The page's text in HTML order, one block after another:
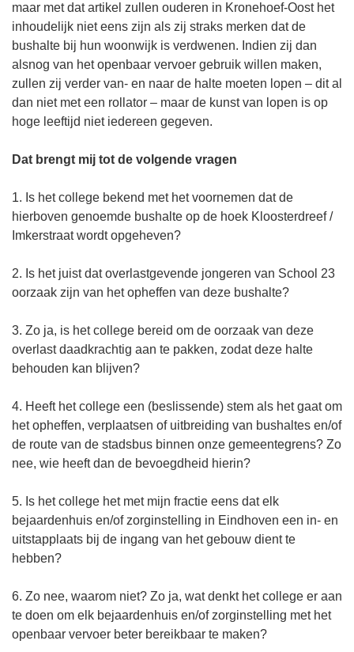
maar met dat artikel zullen ouderen in Kronehoef-Oost het
inhoudelijk niet eens zijn als zij straks merken dat de
bushalte bij hun woonwijk is verdwenen. Indien zij dan
alsnog van het openbaar vervoer gebruik willen maken,
zullen zij verder van- en naar de halte moeten lopen – dit al
dan niet met een rollator – maar de kunst van lopen is op
hoge leeftijd niet iedereen gegeven.
Dat brengt mij tot de volgende vragen
1. Is het college bekend met het voornemen dat de
hierboven genoemde bushalte op de hoek Kloosterdreef /
Imkerstraat wordt opgeheven?
2. Is het juist dat overlastgevende jongeren van School 23
oorzaak zijn van het opheffen van deze bushalte?
3. Zo ja, is het college bereid om de oorzaak van deze
overlast daadkrachtig aan te pakken, zodat deze halte
behouden kan blijven?
4. Heeft het college een (beslissende) stem als het gaat om
het opheffen, verplaatsen of uitbreiding van bushaltes en/of
de route van de stadsbus binnen onze gemeentegrens? Zo
nee, wie heeft dan de bevoegdheid hierin?
5. Is het college het met mijn fractie eens dat elk
bejaardenhuis en/of zorginstelling in Eindhoven een in- en
uitstapplaats bij de ingang van het gebouw dient te
hebben?
6. Zo nee, waarom niet? Zo ja, wat denkt het college er aan
te doen om elk bejaardenhuis en/of zorginstelling met het
openbaar vervoer beter bereikbaar te maken?